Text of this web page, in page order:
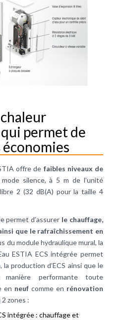
permet de
offre de faibles niveaux de
silence, à 5 m de l’unité
2 (32 dB(A) pour la taille 4
permet d’assurer le chauffage,
que le rafraîchissement en
du module hydraulique mural, la
ESTIA ECS intégrée permet
la production d’ECS ainsi que le
manière performante toute
en neuf comme en rénovation
zones :
intégrée : chauffage et